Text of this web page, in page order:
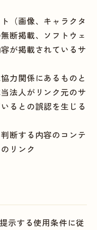
（画像、キャラクタ
断掲載、ソフトウェ
が掲載されているサ
力関係にあるものと
法人がリンク元のサ
るとの誤認を生じる
断する内容のコンテ
リンク
示する使用条件に従